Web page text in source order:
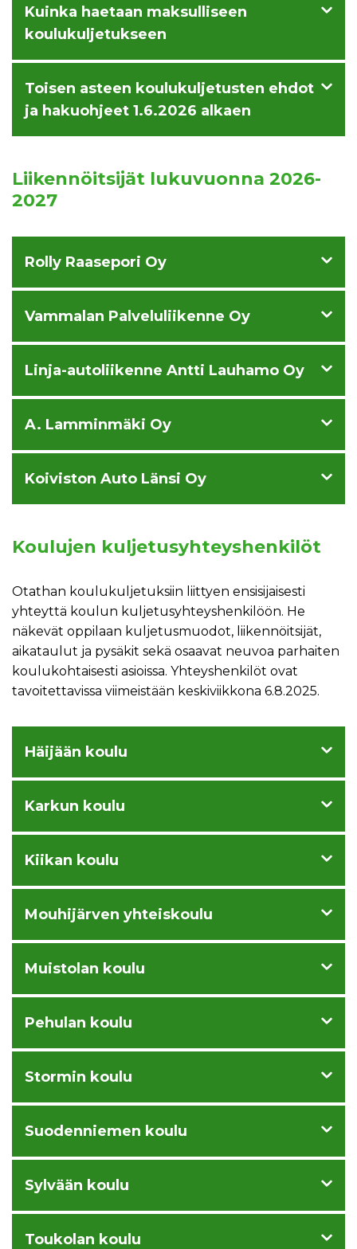
Kuinka haetaan maksulliseen
koulukuljetukseen
Toisen asteen koulukuljetusten ehdot
ja hakuohjeet 1.6.2026 alkaen
Liikennöitsijät lukuvuonna 2026-
2027
Rolly Raasepori Oy
Vammalan Palveluliikenne Oy
Linja-autoliikenne Antti Lauhamo Oy
A. Lamminmäki Oy
Koiviston Auto Länsi Oy
Koulujen kuljetusyhteyshenkilöt
Otathan koulukuljetuksiin liittyen ensisijaisesti
yhteyttä koulun kuljetusyhteyshenkilöön. He
näkevät oppilaan kuljetusmuodot, liikennöitsijät,
aikataulut ja pysäkit sekä osaavat neuvoa parhaiten
koulukohtaisesti asioissa. Yhteyshenkilöt ovat
tavoitettavissa viimeistään keskiviikkona 6.8.2025.
Häijään koulu
Karkun koulu
Kiikan koulu
Mouhijärven yhteiskoulu
Muistolan koulu
Pehulan koulu
Stormin koulu
Suodenniemen koulu
Sylvään koulu
Toukolan koulu